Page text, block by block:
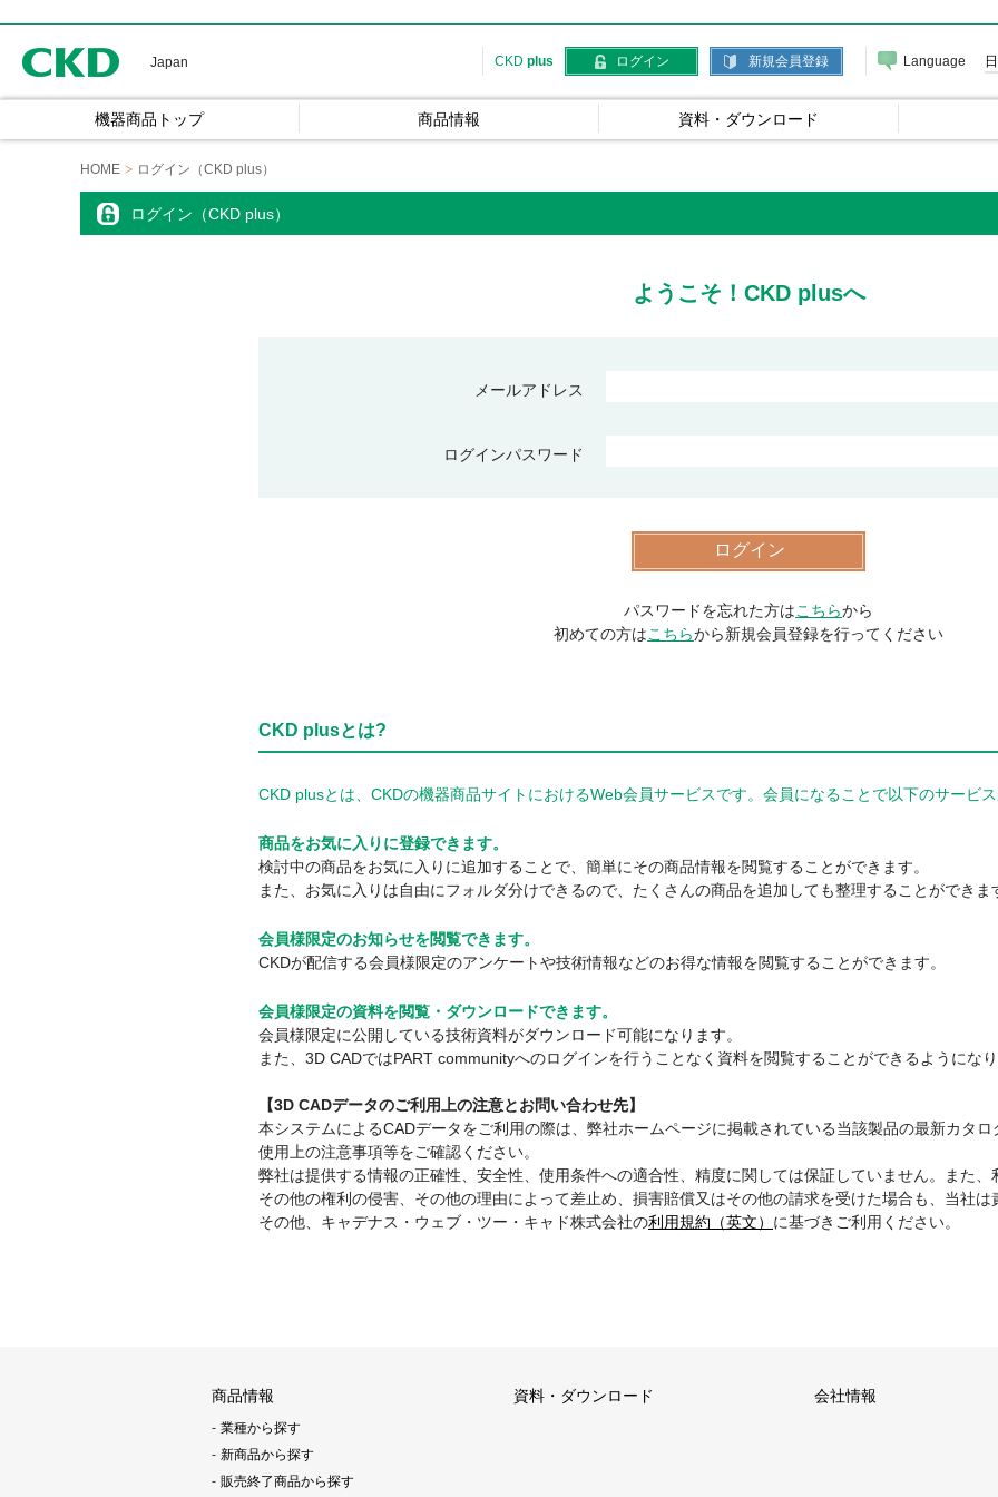
Japan CKD plus ログイン 新規会員登録 Language
機器商品トップ 商品情報 資料・ダウンロード
HOME ログイン（CKD plus）
ログイン（CKD plus）
ようこそ！CKD plusへ
メールアドレス
ログインパスワード
パスワードを忘れた方はこちらから
初めての方はこちらから新規会員登録を行ってください
CKD plusとは?
CKD plusとは、CKDの機器商品サイトにおけるWeb会員サービスです。会員になることで以下のサービス
商品をお気に入りに登録できます。
検討中の商品をお気に入りに追加することで、簡単にその商品情報を閲覧することができます。
また、お気に入りは自由にフォルダ分けできるので、たくさんの商品を追加しても整理することができま
会員様限定のお知らせを閲覧できます。
CKDが配信する会員様限定のアンケートや技術情報などのお得な情報を閲覧することができます。
会員様限定の資料を閲覧・ダウンロードできます。
会員様限定に公開している技術資料がダウンロード可能になります。
また、3D CADではPART communityへのログインを行うことなく資料を閲覧することができるようになり
【3D CADデータのご利用上の注意とお問い合わせ先】
本システムによるCADデータをご利用の際は、弊社ホームページに掲載されている当該製品の最新カタロ
使用上の注意事項等をご確認ください。
弊社は提供する情報の正確性、安全性、使用条件への適合性、精度に関しては保証していません。また
その他の権利の侵害、その他の理由によって差止め、損害賠償又はその他の請求を受けた場合も、当社は
その他、キャデナス・ウェブ・ツー・キャド株式会社の利用規約（英文） に基づきご利用ください。
商品情報
業種から探す
新商品から探す
販売終了商品から探す
資料・ダウンロード 会社情報